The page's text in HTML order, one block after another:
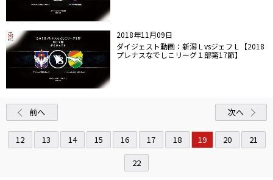
2018年11月09日
ダイジェスト動画：新潟ＬvsジェフＬ【2018
プレナスなでしこリーグ１部第17節】
前へ
12 13 14 15 16 17 18 19 20
21
22
次へ